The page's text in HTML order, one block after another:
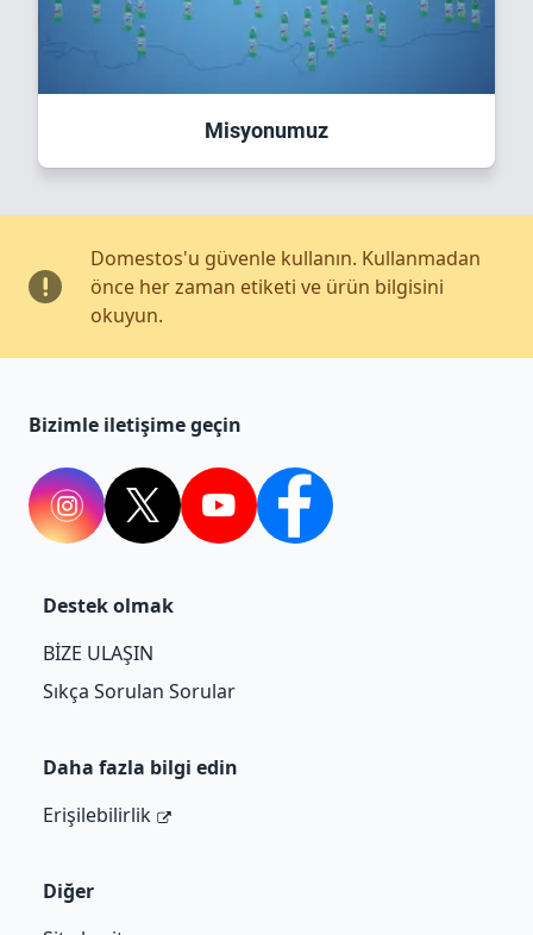
Misyonumuz
Domestos'u güvenle kullanın. Kullanmadan
önce her zaman etiketi ve ürün bilgisini
okuyun.
Bizimle iletişime geçin
Instagramtwitter youtube facebook
Destek olmak
BİZE ULAŞIN
Sıkça Sorulan Sorular
Daha fazla bilgi edin
Erişilebilirlik
Diğer